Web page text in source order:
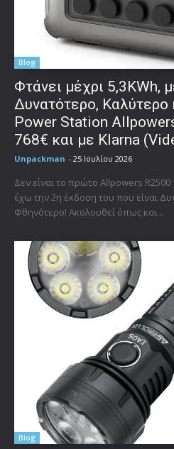
Blog
Φτάνει μέχρι 5,3KWh,
Δυνατότερο, Καλύτερο
Power Station
768€ και με Klarna
Unpackman - 25 Ιουλίου 2026
Δεν είναι το πρώτο Allpowers
έχω την 2η έκδοση του που είναι
Φθηνότερο! Ακολουθεί όπως και...
Blog